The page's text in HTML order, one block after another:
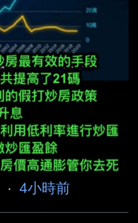
· 4小時前